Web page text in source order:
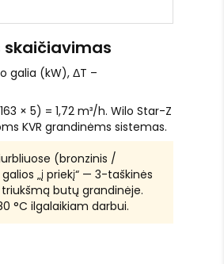
galia (kW), ΔT –
× 5) = 1,72 m³/h. Wilo Star-Z
KVR grandinėms sistemas.
(bronzinis /
„į priekį“ — 3-taškinės
butų grandinėje.
°C ilgalaikiam darbui.